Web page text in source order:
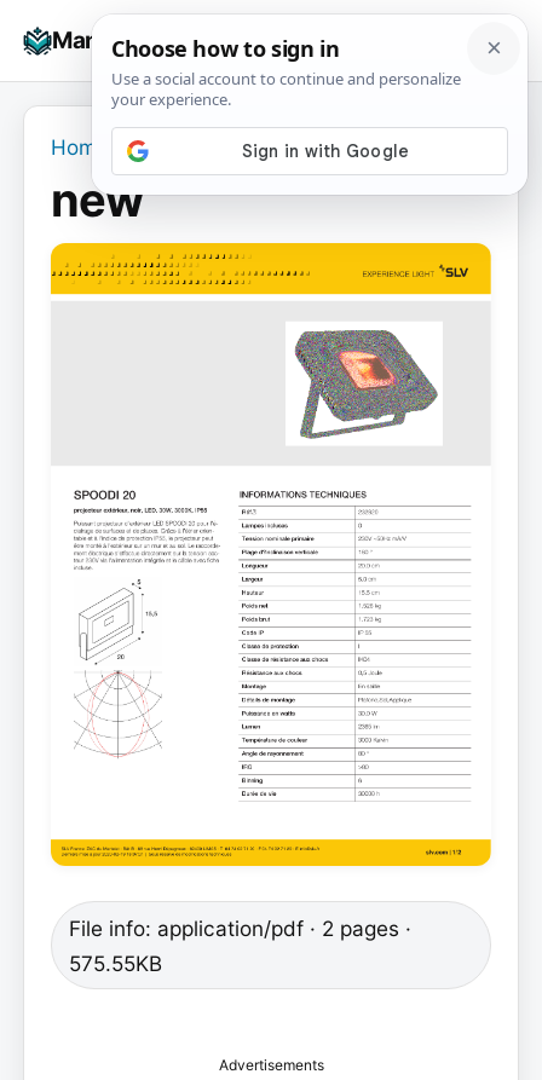
Manuals+
☰
Home new
new
File info: application/pdf · 2 pages ·
575.55KB
Advertisements